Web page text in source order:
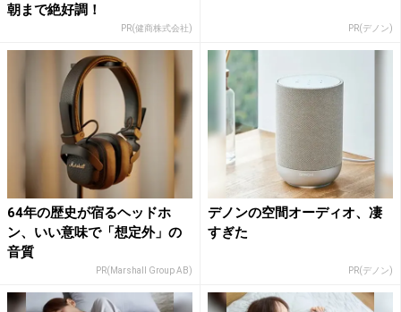
朝まで絶好調！
PR(健商株式会社) PR(デノン)
64年の歴史が宿るヘッドホ
ン、いい意味で「想定外」の
音質
PR(Marshall Group AB)
デノンの空間オーディオ、凄
すぎた
PR(デノン)